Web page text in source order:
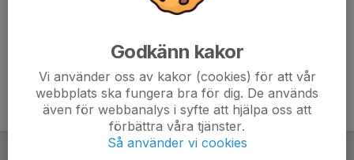
Godkänn kakor
Vi använder oss av kakor (cookies) för att vår
webbplats ska fungera bra för dig. De används
även för webbanalys i syfte att hjälpa oss att
förbättra våra tjänster.
Så använder vi cookies